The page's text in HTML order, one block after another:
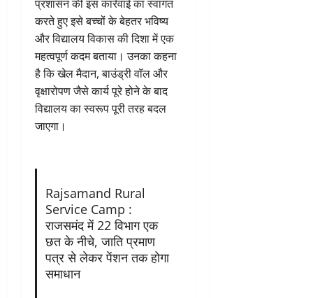
प्रशासन की इस कार्रवाई का स्वागत
करते हुए इसे बच्चों के बेहतर भविष्य
और विद्यालय विकास की दिशा में एक
महत्वपूर्ण कदम बताया। उनका कहना
है कि खेल मैदान, बाउंड्री वॉल और
वृक्षारोपण जैसे कार्य पूरे होने के बाद
विद्यालय का स्वरूप पूरी तरह बदल
जाएगा।
Rajsamand Rural
Service Camp :
राजसमंद में 22 विभाग एक
छत के नीचे, जाति प्रमाण
पत्र से लेकर पेंशन तक होगा
समाधान